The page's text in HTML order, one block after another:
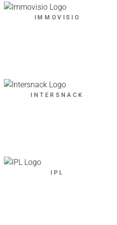
IMMOVISIO
INTERSNACK
IPL